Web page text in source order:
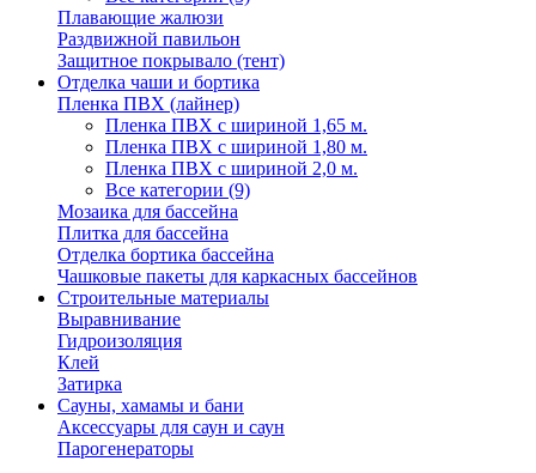
Плавающие жалюзи
Раздвижной павильон
Защитное покрывало (тент)
Отделка чаши и бортика
Пленка ПВХ (лайнер)
Пленка ПВХ с шириной 1,65 м.
Пленка ПВХ с шириной 1,80 м.
Пленка ПВХ с шириной 2,0 м.
Все категории (9)
Мозаика для бассейна
Плитка для бассейна
Отделка бортика бассейна
Чашковые пакеты для каркасных бассейнов
Строительные материалы
Выравнивание
Гидроизоляция
Клей
Затирка
Сауны, хамамы и бани
Аксессуары для саун и саун
Парогенераторы